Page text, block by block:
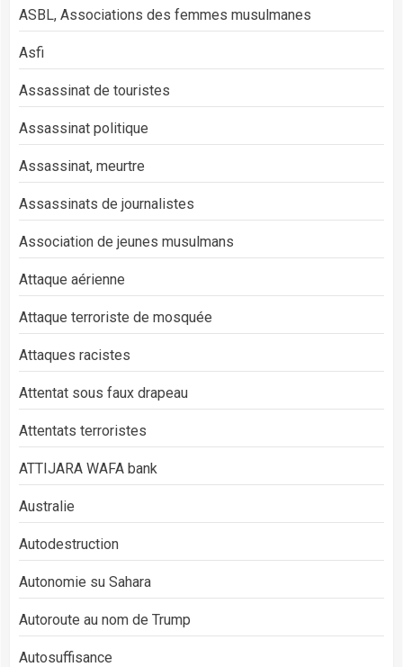
ASBL, Associations des femmes musulmanes
Asfi
Assassinat de touristes
Assassinat politique
Assassinat, meurtre
Assassinats de journalistes
Association de jeunes musulmans
Attaque aérienne
Attaque terroriste de mosquée
Attaques racistes
Attentat sous faux drapeau
Attentats terroristes
ATTIJARA WAFA bank
Australie
Autodestruction
Autonomie su Sahara
Autoroute au nom de Trump
Autosuffisance